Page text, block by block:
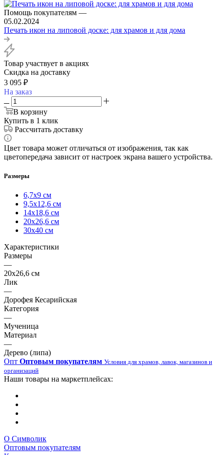
Помощь покупателям —
05.02.2024
Печать икон на липовой доске: для храмов и для дома
Товар участвует в акциях
Скидка на доставку
3 095 ₽
На заказ
В корзину
Купить в 1 клик
Рассчитать доставку
Цвет товара может отличаться от изображения, так как
цветопередача зависит от настроек экрана вашего устройства.
Размеры
6,7х9 см
9,5х12,6 см
14х18,6 см
20х26,6 см
30х40 см
Характеристики
Размеры
—
20х26,6 см
Лик
—
Дорофея Кесарийская
Категория
—
Мученица
Материал
—
Дерево (липа)
Опт Оптовым покупателям Условия для храмов, лавок, магазинов и
организаций
Наши товары на маркетплейсах:
О Символик
Оптовым покупателям